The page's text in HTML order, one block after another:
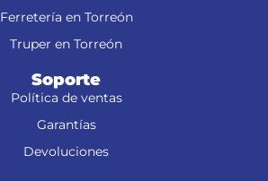
Ferretería en Torreón
Truper en Torreón
Soporte
Política de ventas
Garantías
Devoluciones